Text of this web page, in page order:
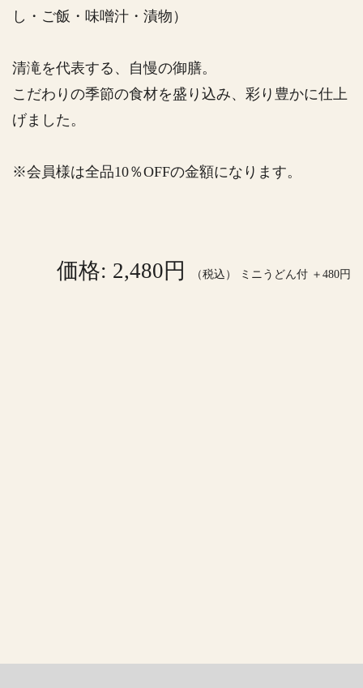
し・ご飯・味噌汁・漬物）
清滝を代表する、自慢の御膳。
こだわりの季節の食材を盛り込み、彩り豊かに仕上
げました。
※会員様は全品10％OFFの金額になります。
価格: 2,480円 （税込） ミニうどん付 ＋480円